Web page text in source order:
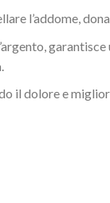
l’addome,
il dolore e